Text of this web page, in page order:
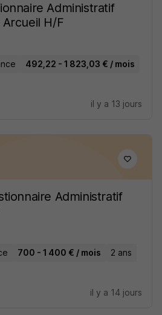
Administratif
H/F
492,22 - 1 823,03 € / mois
il y a 13 jours
Administratif
700 - 1 400 € / mois 2 ans
il y a 14 jours